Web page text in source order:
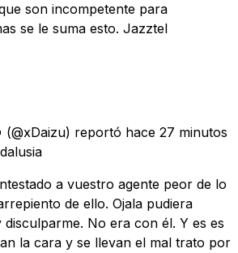
son incompetente para
se le suma esto. Jazztel
(@xDaizu) reportó hace 27 minutos
a vuestro agente peor de lo
de ello. Ojala pudiera
No era con él. Y es es
la cara y se llevan el mal trato por